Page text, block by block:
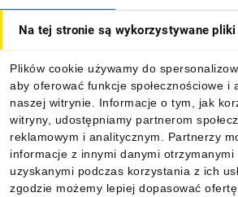
Na tej stronie są wykorzystywane
Plików cookie używamy do
aby oferować funkcje społecznościowe i
naszej witrynie. Informacje o tym, jak
witryny, udostępniamy partnerom
reklamowym i analitycznym. Partnerzy
informacje z innymi danymi otrzymanymi
uzyskanymi podczas korzystania z ich
zgodzie możemy lepiej dopasować
Informacje
Pobierz naszą aplikację